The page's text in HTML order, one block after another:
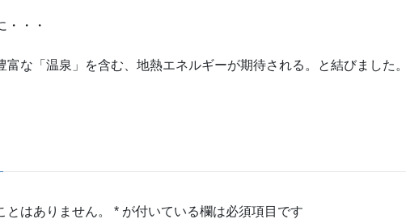
・・・
な「温泉」を含む、地熱エネルギーが期待される。と結びました。
はありません。 * が付いている欄は必須項目です